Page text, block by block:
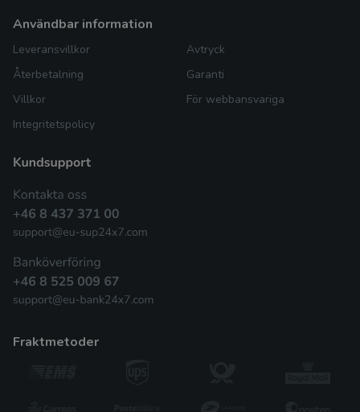
användbar information
Leveransvillkor
Återbetalning
Villkor
Integritetspolicy
Avtryck
Garanti
För webbansvariga
fraktmetoder